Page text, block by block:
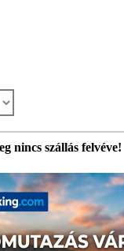
nincs szállás felvéve!